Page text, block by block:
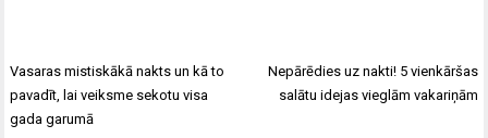
Vasaras mistiskākā nakts un kā to
pavadīt, lai veiksme sekotu visa
gada garumā
Nepārēdies uz nakti! 5 vienkāršas
salātu idejas vieglām vakariņām